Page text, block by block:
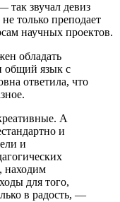
так звучал девиз
только преподает
научных проектов.
обладать
общий язык с
ответила, что
А
и
и
находим
для того,
в радость, —